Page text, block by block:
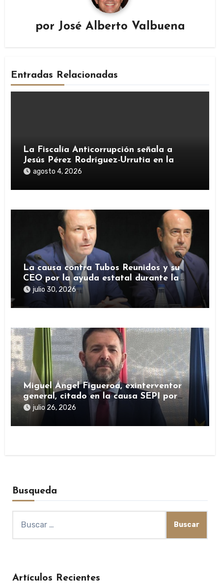
por José Alberto Valbuena
Entradas Relacionadas
La Fiscalía Anticorrupción señala a
Jesús Pérez Rodríguez-Urrutia en la
investigación del rescate de Tubos
agosto 4, 2026
La causa contra Tubos Reunidos y su
CEO por la ayuda estatal durante la
pandemia sigue abierta
julio 30, 2026
Miguel Ángel Figueroa, exinterventor
general, citado en la causa SEPI por
presuntas irregularidades en ayudas
julio 26, 2026
Busqueda
Artículos Recientes